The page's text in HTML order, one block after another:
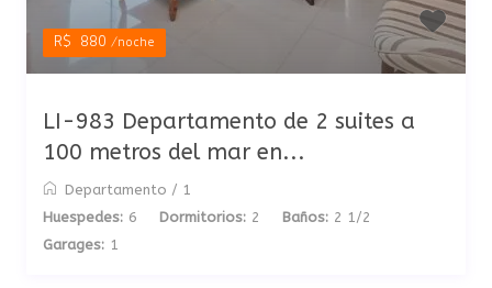
R$ 880/noche
LI-983 Departamento de 2 suites a
100 metros del mar en...
Departamento / 1
Huespedes: 6 Dormitorios: 2 Baños: 2 1/2
Garages: 1